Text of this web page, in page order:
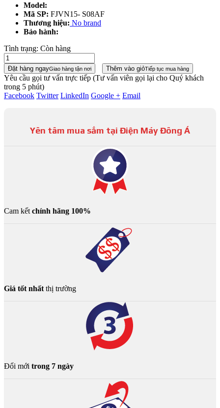
Model:
Mã SP: FJVN15- S08AF
Thương hiệu: No brand
Bảo hành:
Tình trạng: Còn hàng
Đặt hàng ngayGiao hàng tận nơi Thêm vào giỏTiếp tục mua hàng
Yêu cầu gọi tư vấn trực tiếp (Tư vấn viên gọi lại cho Quý khách
trong 5 phút)
Facebook Twitter LinkedIn Google + Email
Yên tâm mua sắm tại Điện Máy Đông Á
Cam kết chính hãng 100%
Giá tốt nhất thị trường
Đổi mới trong 7 ngày